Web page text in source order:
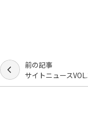
前の記事
サイトニュース